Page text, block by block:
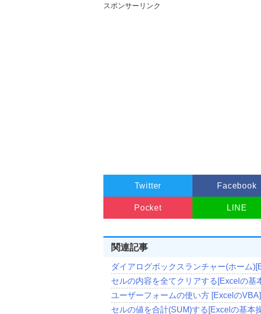
スポンサーリンク
Twitter Facebook
Pocket LINE
関連記事
ダイアログボックスランチャー(ホーム
セルの内容を全てクリアする[Excelの基
ユーザーフォームの使い方 [ExcelのVBA]
セルの値を合計(SUM)する[Excelの基本